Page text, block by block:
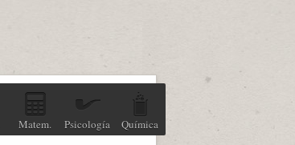
Matem. Psicología Química